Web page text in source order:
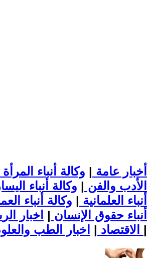
أخبار عامة | وكالة أنباء المرأة
الأدب والفن | وكالة أنباء
أنباء العلمانية | وكالة أنباء
أنباء حقوق الإنسان | اخبار
الاقتصاد | |